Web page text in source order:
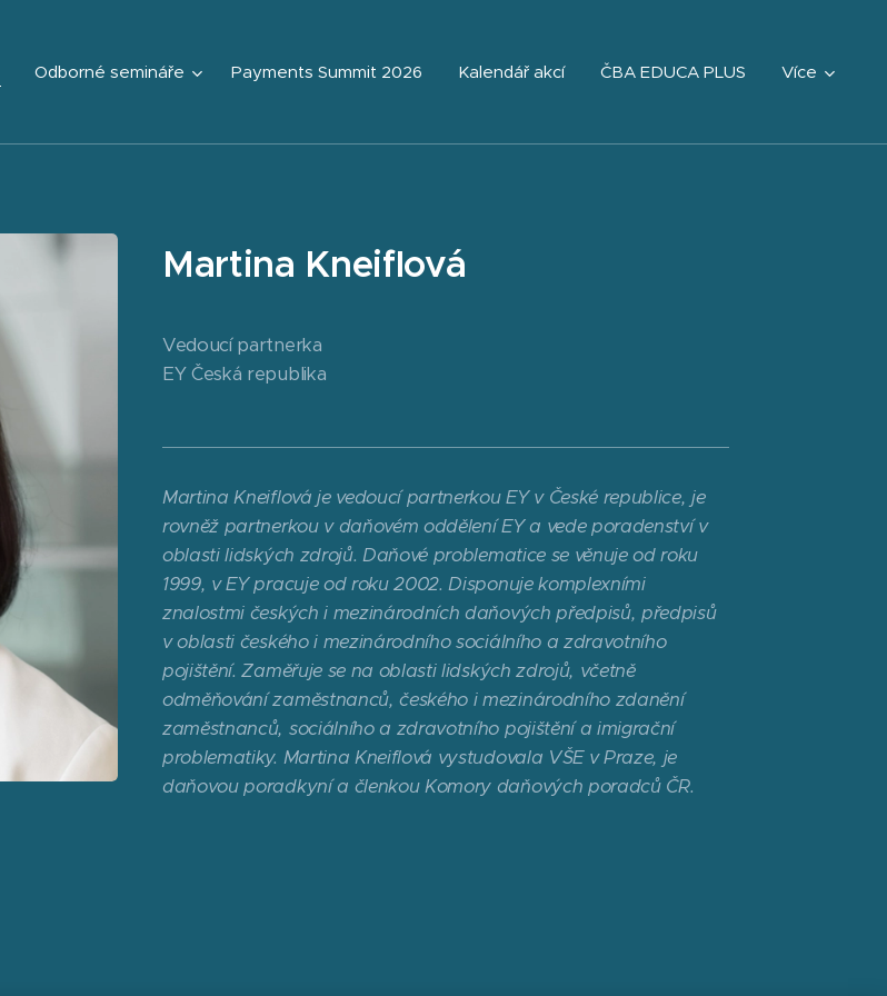
Odborné semináře Payments Summit 2026 Kalendář akcí ČBA EDUCA PLUS Více
Martina Kneiflová
Vedoucí partnerka
EY Česká republika
Martina Kneiflová je vedoucí partnerkou EY v České republice, je
rovněž partnerkou v daňovém oddělení EY a vede poradenství v
oblasti lidských zdrojů. Daňové problematice se věnuje od roku
1999, v EY pracuje od roku 2002. Disponuje komplexními
znalostmi českých i mezinárodních daňových předpisů, předpisů
v oblasti českého i mezinárodního sociálního a zdravotního
pojištění. Zaměřuje se na oblasti lidských zdrojů, včetně
odměňování zaměstnanců, českého i mezinárodního zdanění
zaměstnanců, sociálního a zdravotního pojištění a imigrační
problematiky. Martina Kneiflová vystudovala VŠE v Praze, je
daňovou poradkyní a členkou Komory daňových poradců ČR.